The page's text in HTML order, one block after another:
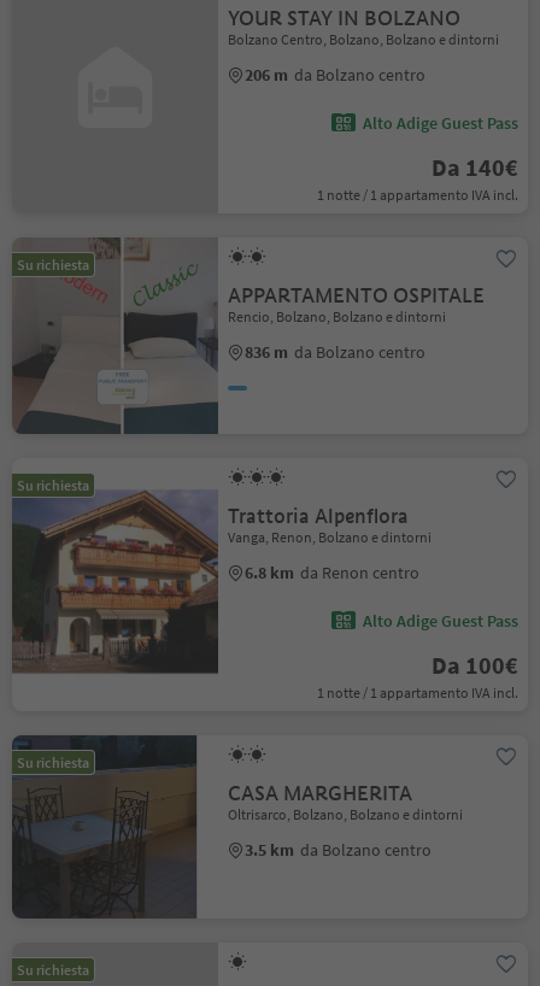
YOUR STAY IN BOLZANO
Bolzano Centro, Bolzano, Bolzano e dintorni
206 m da Bolzano centro
Alto Adige Guest Pass
Da 140€
1 notte / 1 appartamento IVA incl.
Su richiesta
APPARTAMENTO OSPITALE
Rencio, Bolzano, Bolzano e dintorni
836 m da Bolzano centro
Su richiesta
Trattoria Alpenflora
Vanga, Renon, Bolzano e dintorni
6.8 km da Renon centro
Alto Adige Guest Pass
Da 100€
1 notte / 1 appartamento IVA incl.
Su richiesta
CASA MARGHERITA
Oltrisarco, Bolzano, Bolzano e dintorni
3.5 km da Bolzano centro
Su richiesta